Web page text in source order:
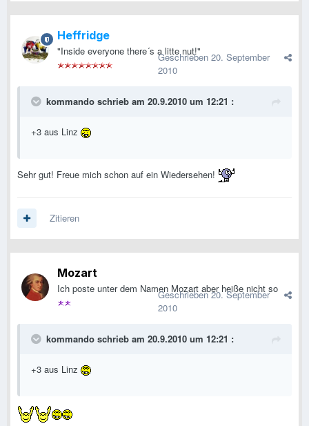
Heffridge
"Inside everyone there´s a litte nut!"
Geschrieben 20. September
2010
kommando schrieb am 20.9.2010 um 12:21 :
+3 aus Linz
Sehr gut! Freue mich schon auf ein Wiedersehen!
Zitieren
Mozart
Ich poste unter dem Namen Mozart aber heiße nicht so
Geschrieben20. September
2010
kommando schrieb am 20.9.2010 um 12:21 :
+3 aus Linz